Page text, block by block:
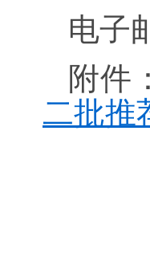
电子
附件：
二批推